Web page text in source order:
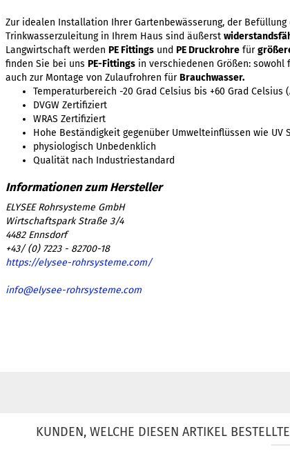
Zur idealen Installation Ihrer Gartenbewässerung, der
Trinkwasserzuleitung in Ihrem Haus sind äußerst
Langwirtschaft werden PE Fittings und PE Druckrohre für
finden Sie bei uns PE-Fittings in verschiedenen Größen:
auch zur Montage von Zulaufrohren fürBrauchwasser.
Temperaturbereich -20 Grad Celsius bis +60 Grad Celsius
DVGW Zertifiziert
WRAS Zertifiziert
Hohe Beständigkeit gegenüber Umwelteinflüssen wie UV
physiologisch Unbedenklich
Qualität nach Industriestandard
ELYSEE Rohrsysteme GmbH
Wirtschaftspark Straße 3/4
4482 Ennsdorf
+43/ (0) 7223 - 82700-18
https://elysee-rohrsysteme.com/
info@elysee-rohrsysteme.com
KUNDEN, WELCHE DIESEN ARTIKEL